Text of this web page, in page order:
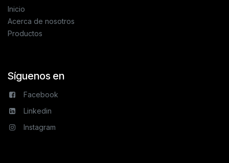
Inicio
Acerca de nosotros
Productos
Síguenos en
Facebook
Linkedin
Instagram